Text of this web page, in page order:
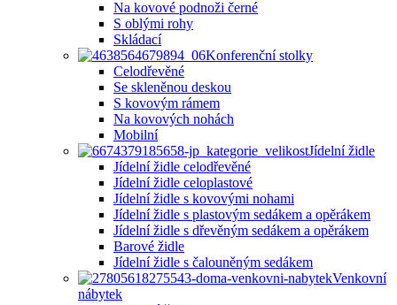
Na kovové podnoži černé
S oblými rohy
Skládací
Konferenční stolky
Celodřevěné
Se skleněnou deskou
S kovovým rámem
Na kovových nohách
Mobilní
Jídelní židle
Jídelní židle celodřevěné
Jídelní židle celoplastové
Jídelní židle s kovovými nohami
Jídelní židle s plastovým sedákem a opěrákem
Jídelní židle s dřevěným sedákem a opěrákem
Barové židle
Jídelní židle s čalouněným sedákem
Venkovní
nábytek